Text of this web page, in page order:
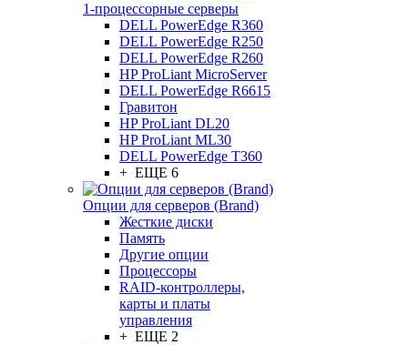
1-процессорные серверы
DELL PowerEdge R360
DELL PowerEdge R250
DELL PowerEdge R260
HP ProLiant MicroServer
DELL PowerEdge R6615
Гравитон
HP ProLiant DL20
HP ProLiant ML30
DELL PowerEdge T360
+ ЕЩЕ 6
Опции для серверов (Brand)
Жесткие диски
Память
Другие опции
Процессоры
RAID-контроллеры,
карты и платы
управления
+ ЕЩЕ 2